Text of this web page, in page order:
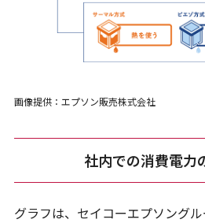
画像提供：エプソン販売株式会社
社内での消費電力
グラフは、セイコーエプソング